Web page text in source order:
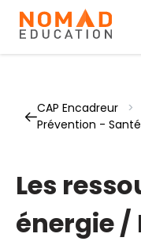
CAP Encadreur
>
Prévention -
Les
énergie /